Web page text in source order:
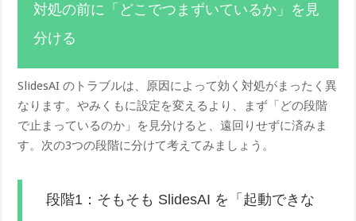
対処の前に「どこでつまずいているか」を見
分ける
SlidesAI のトラブルは、原因によって効く対処がまったく異
なります。やみくもに設定を変えるより、まず「どの段階
で止まっているのか」を見分けると、遠回りせずに済みま
す。次の3つの段階に分けて考えてみましょう。
段階1：そもそも SlidesAI を「起動できな